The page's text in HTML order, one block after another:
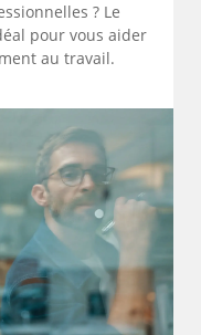
? Le
pour vous aider
au travail.